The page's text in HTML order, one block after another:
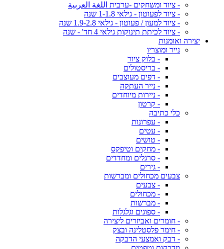
- ציוד ומשחקים -ערבית اللغة العربية
- ציוד לפעוטון - גילאי 1-1.8 שנה
- ציוד למעון / פעוטון - גילאי 1.9-2.8 שנה
- ציוד לכיתת תינוקות גילאי 4 חד' - שנה
יצירה ואומנות
נייר ומוצריו
- בלוק ציור
- בריסטולים
- דפים מעוצבים
- נייר העתקה
- ניירות מיוחדים
- קרטון
כלי כתיבה
- עפרונות
- עטים
- טושים
- מחקים וטיפקס
- סרגלים ומחדדים
- גירים
צבעים מכחולים ומברשות
- צבעים
- מכחולים
- מברשות
- ספוגים וגלגלות
- חומרים ואביזרים ליצירה
- חימר פלסטלינה ובצק
- דבק ואמצעי הדבקה